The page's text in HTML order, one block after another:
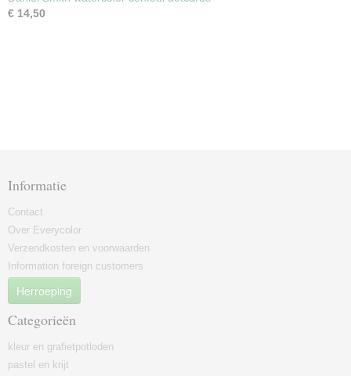
€ 14,50
Informatie
Contact
Over Everycolor
Verzendkosten en voorwaarden
Information foreign customers
Herroeping
Categorieën
kleur en grafietpotloden
pastel en krijt